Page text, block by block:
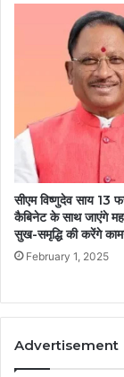
सीएम विष्णुदेव साय 13
कैबिनेट के साथ जाएंगे
सुख-समृद्धि की करेंगे
February 1, 2025
Advertisement